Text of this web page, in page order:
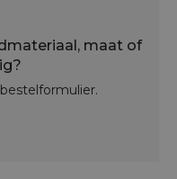
maat of